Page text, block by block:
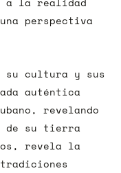
perspectiva
su cultura y sus
auténtica
revelando
de su tierra
revela la